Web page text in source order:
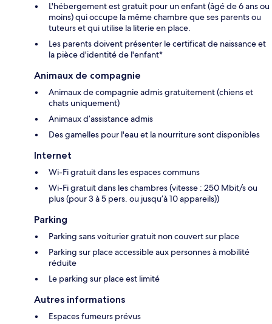
L'hébergement est gratuit pour un enfant (âgé de 6 ans ou
moins) qui occupe la même chambre que ses parents ou
tuteurs et qui utilise la literie en place.
Les parents doivent présenter le certificat de naissance et
la pièce d'identité de l'enfant*
Animaux de compagnie
Animaux de compagnie admis gratuitement (chiens et
chats uniquement)
Animaux d’assistance admis
Des gamelles pour l'eau et la nourriture sont disponibles
Internet
Wi-Fi gratuit dans les espaces communs
Wi-Fi gratuit dans les chambres (vitesse : 250 Mbit/s ou
plus (pour 3 à 5 pers. ou jusqu’à 10 appareils))
Parking
Parking sans voiturier gratuit non couvert sur place
Parking sur place accessible aux personnes à mobilité
réduite
Le parking sur place est limité
Autres informations
Espaces fumeurs prévus